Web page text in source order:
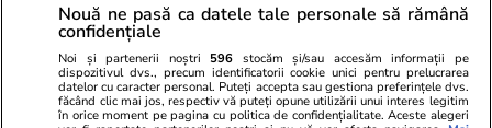
PARTENERI
Nouă ne pasă ca datele tale personale să rămână
confidențiale
Noi și partenerii noștri 596 stocăm și/sau accesăm informații pe
dispozitivul dvs., precum identificatorii cookie unici pentru prelucrarea
datelor cu caracter personal. Puteți accepta sau gestiona preferințele dvs.
făcând clic mai jos, respectiv vă puteți opune utilizării unui interes legitim
în orice moment pe pagina cu politica de confidențialitate. Aceste alegeri